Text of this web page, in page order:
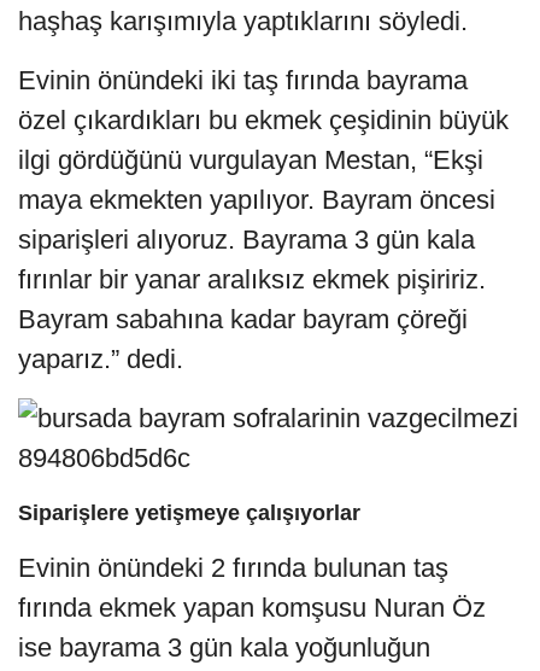
haşhaş karışımıyla yaptıklarını söyledi.
Evinin önündeki iki taş fırında bayrama
özel çıkardıkları bu ekmek çeşidinin büyük
ilgi gördüğünü vurgulayan Mestan, “Ekşi
maya ekmekten yapılıyor. Bayram öncesi
siparişleri alıyoruz. Bayrama 3 gün kala
fırınlar bir yanar aralıksız ekmek pişiririz.
Bayram sabahına kadar bayram çöreği
yaparız.” dedi.
Siparişlere yetişmeye çalışıyorlar
Evinin önündeki 2 fırında bulunan taş
fırında ekmek yapan komşusu Nuran Öz
ise bayrama 3 gün kala yoğunluğun